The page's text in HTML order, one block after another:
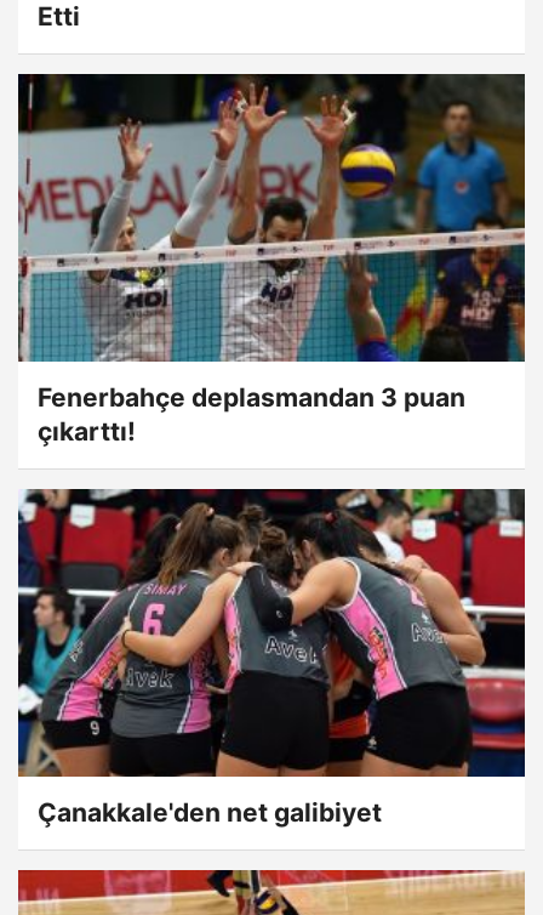
Etti
Fenerbahçe deplasmandan 3 puan
çıkarttı!
Çanakkale'den net galibiyet